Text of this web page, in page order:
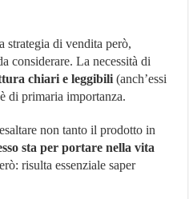
strategia di vendita però,
considerare. La necessità di
chiari e leggibili (anch’essi
di primaria importanza.
non tanto il prodotto in
sta per portare nella vita
risulta essenziale saper